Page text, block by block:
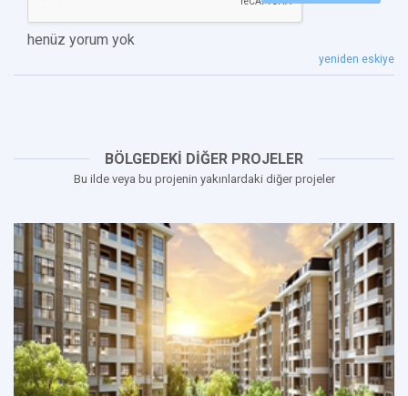
henüz yorum yok
yeniden eskiye
BÖLGEDEKİ DİĞER PROJELER
Bu ilde veya bu projenin yakınlardaki diğer projeler